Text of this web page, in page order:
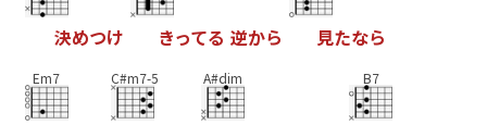
決めつけ きってる 逆から 見たなら
Em7 C#m7-5 A#dim B7